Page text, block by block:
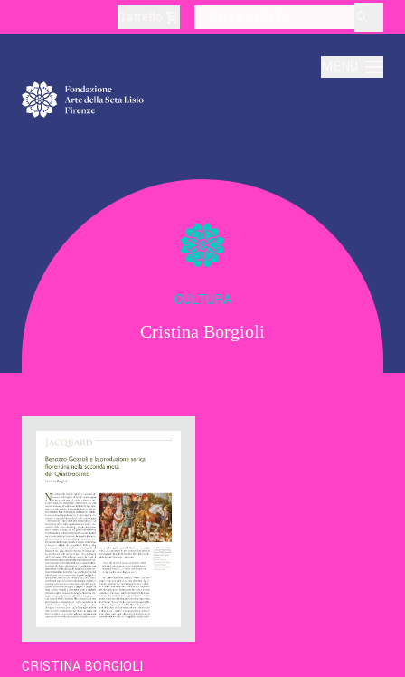
Produzione
Didattica
Cultura
Contatti
Eng
CULTURA
Cristina Borgioli
CRISTINA BORGIOLI